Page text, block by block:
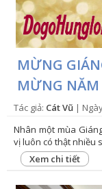
MỪNG
MỪNG NĂM
Tác giả: Cát Vũ |
Nhân một mùa
vị luôn có thật nhiều
Xem chi tiết